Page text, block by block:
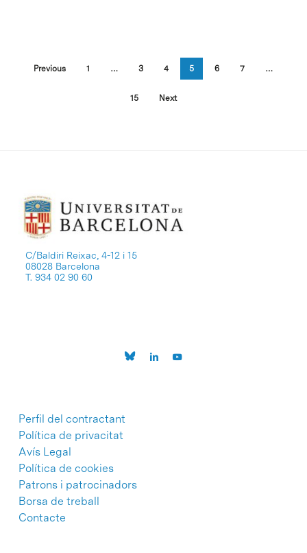
Previous 1 … 3 4 5 6 7 …
15 Next
C/Baldiri Reixac, 4-12 i 15
08028 Barcelona
T. 934 02 90 60
Perfil del contractant
Política de privacitat
Avís Legal
Política de cookies
Patrons i patrocinadors
Borsa de treball
Contacte